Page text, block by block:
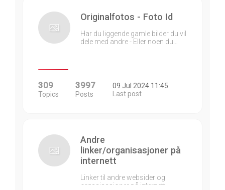
Originalfotos - Foto Id
Har du liggende gamle bilder du vil
dele med andre - Eller noen du…
309
Topics
3997
Posts
09 Jul 2024 11:45
Last post
Andre
linker/organisasjoner på
internett
Linker til andre websider og
organisasjoner på internett…